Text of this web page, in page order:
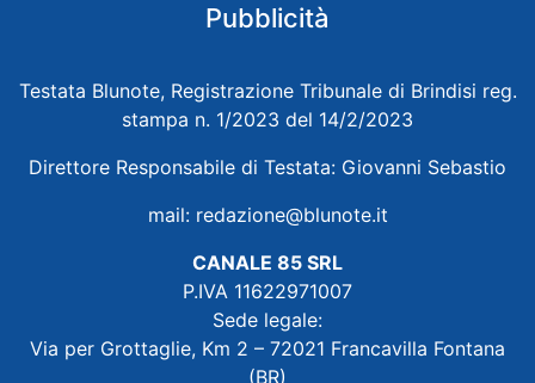
Pubblicità
Testata Blunote, Registrazione Tribunale di Brindisi reg.
stampa n. 1/2023 del 14/2/2023
Direttore Responsabile di Testata: Giovanni Sebastio
mail: redazione@blunote.it
CANALE 85 SRL
P.IVA 11622971007
Sede legale:
Via per Grottaglie, Km 2 – 72021 Francavilla Fontana
(BR)